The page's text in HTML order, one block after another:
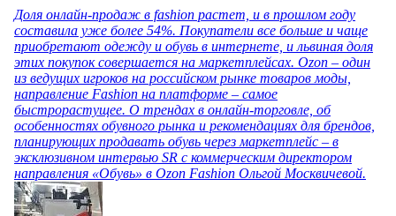
Доля онлайн-продаж в fashion растет, и в прошлом году
составила уже более 54%. Покупатели все больше и чаще
приобретают одежду и обувь в интернете, и львиная доля
этих покупок совершается на маркетплейсах. Ozon – один
из ведущих игроков на российском рынке товаров моды,
направление Fashion на платформе – самое
быстрорастущее. О трендах в онлайн-торговле, об
особенностях обувного рынка и рекомендациях для брендов,
планирующих продавать обувь через маркетплейс – в
эксклюзивном интервью SR с коммерческим директором
направления «Обувь» в Ozon Fashion Ольгой Москвичевой.